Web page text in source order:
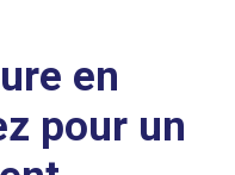
en
pour un